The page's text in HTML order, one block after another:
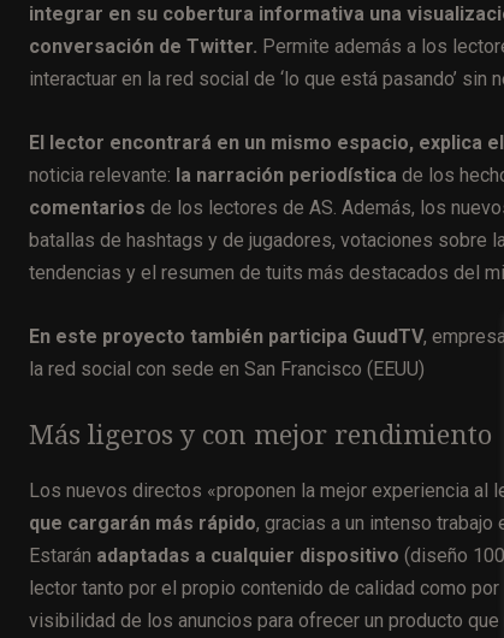
integrar en su cobertura informativa una
conversación de Twitter. Permite además a los
interactuar en la red social de ‘lo que está pasando’ sin
El lector encontrará en un mismo espacio, explica
noticia relevante: la narración periodística de los
comentarios de los lectores de AS. Además, los
batallas de hashtags y de jugadores, votaciones sobre
tendencias y el resumen de tuits más destacados del
En este proyecto también participa GuudTV,
la red social con sede en San Francisco (EEUU)
Más ligeros y con mejor rendimiento
Los nuevos directos «proponen la mejor experiencia al
que cargarán más rápido, gracias a un intenso
Estarán adaptadas a cualquier dispositivo (diseño
lector tanto por el propio contenido de calidad como
visibilidad de los anuncios para ofrecer un producto